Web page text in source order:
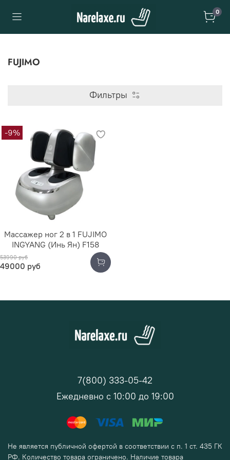
0
FUJIMO
Фильтры
-9%
Массажер ног 2 в 1 FUJIMO
INGYANG (Инь Ян) F158
53990 руб
49000 руб
7(800) 333-05-42
Ежедневно с 10:00 до 19:00
Не является публичной офертой в соответствии с п. 1 ст. 435 ГК
РФ. Количество товара ограничено. Наличие товара